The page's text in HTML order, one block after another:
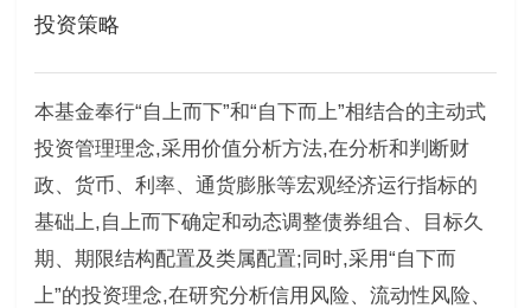
投资策略
本基金奉行“自上而下”和“自下而上”相结合的主动式
投资管理理念,采用价值分析方法,在分析和判断财
政、货币、利率、通货膨胀等宏观经济运行指标的
基础上,自上而下确定和动态调整债券组合、目标久
期、期限结构配置及类属配置;同时,采用“自下而
上”的投资理念,在研究分析信用风险、流动性风险、